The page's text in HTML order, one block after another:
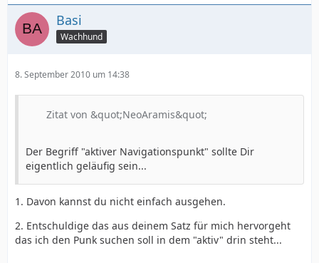
Basi
Wachhund
8. September 2010 um 14:38
Zitat von &quot;NeoAramis&quot;
Der Begriff "aktiver Navigationspunkt" sollte Dir
eigentlich geläufig sein...
1. Davon kannst du nicht einfach ausgehen.
2. Entschuldige das aus deinem Satz für mich hervorgeht
das ich den Punk suchen soll in dem "aktiv" drin steht...